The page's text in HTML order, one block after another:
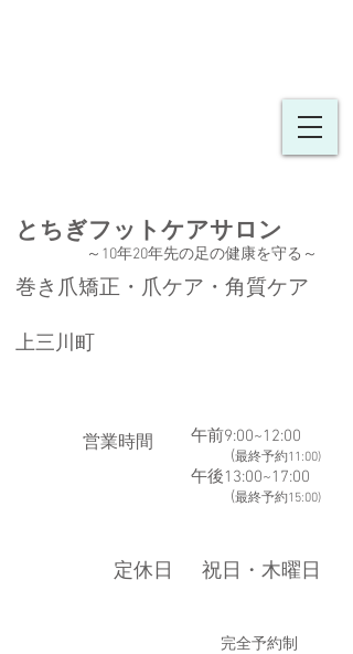
とちぎフットケア​​サロン
巻き爪矯正・爪ケア・角質ケア
上三川町
​定休日
​営業時間
​祝日・木曜日
午前9:00~12:00
(最終予約11:00)
午後13:00~17:00
​ (最終予約15:00)
～10年20年先の足の健康を守る ～
​完全予約制